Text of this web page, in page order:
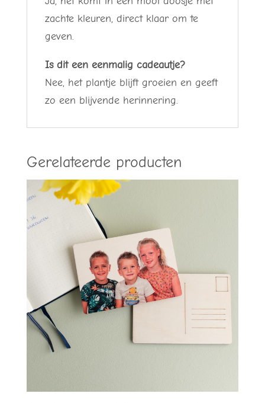
zachte kleuren, direct klaar om te
geven.
Is dit een eenmalig cadeautje?
Nee, het plantje blijft groeien en geeft
zo een blijvende herinnering.
Gerelateerde producten